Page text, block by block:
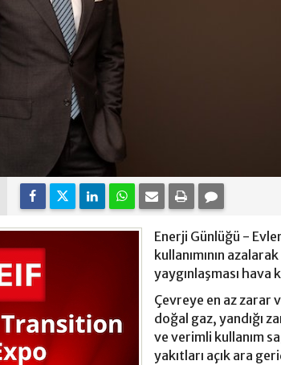
Enerji Günlüğü -
kullanımının
yaygınlaşması
Çevreye en az zarar
doğal gaz, yandığı
ve verimli kullanım
yakıtları açık ara